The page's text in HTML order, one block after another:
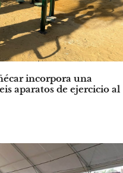
incorpora una
aparatos de ejercicio al